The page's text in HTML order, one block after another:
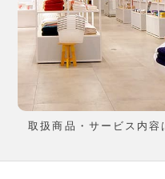
取扱商品・サービス内容